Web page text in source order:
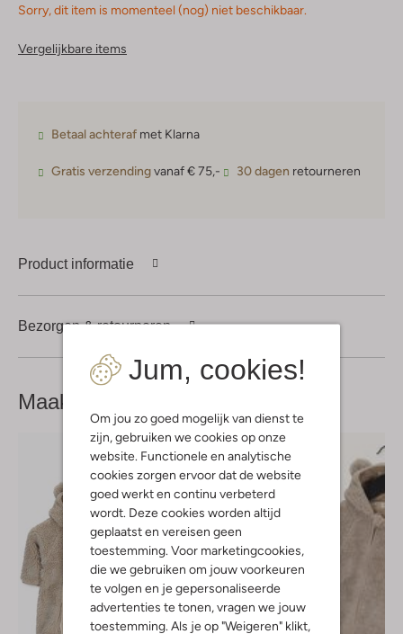
Jum, cookies!
Om jou zo goed mogelijk van dienst te
zijn, gebruiken we cookies op onze
website. Functionele en analytische
cookies zorgen ervoor dat de website
goed werkt en continu verbeterd
wordt. Deze cookies worden altijd
geplaatst en vereisen geen
toestemming. Voor marketingcookies,
die we gebruiken om jouw voorkeuren
te volgen en je gepersonaliseerde
advertenties te tonen, vragen we jouw
toestemming. Als je op "Weigeren" klikt,
Sorry, dit item is momenteel (nog) niet beschikbaar.
Vergelijkbare items
Betaal achteraf met Klarna
Gratis verzendingvanaf € 75,- 30 dagen retourneren
Product informatie
Bezorgen & retourneren
Maak je